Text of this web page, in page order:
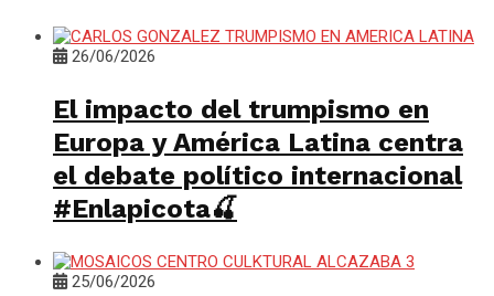
26/06/2026
El impacto del trumpismo en
Europa y América Latina centra
el debate político internacional
#Enlapicota🍒
25/06/2026